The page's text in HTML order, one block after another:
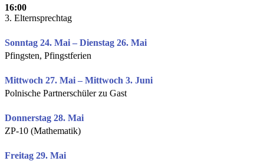
16:00
3. Elternsprechtag
Sonntag 24. Mai – Dienstag 26. Mai
Pfingsten, Pfingstferien
Mittwoch 27. Mai – Mittwoch 3. Juni
Polnische Partnerschüler zu Gast
Donnerstag 28. Mai
ZP-10 (Mathematik)
Freitag 29. Mai